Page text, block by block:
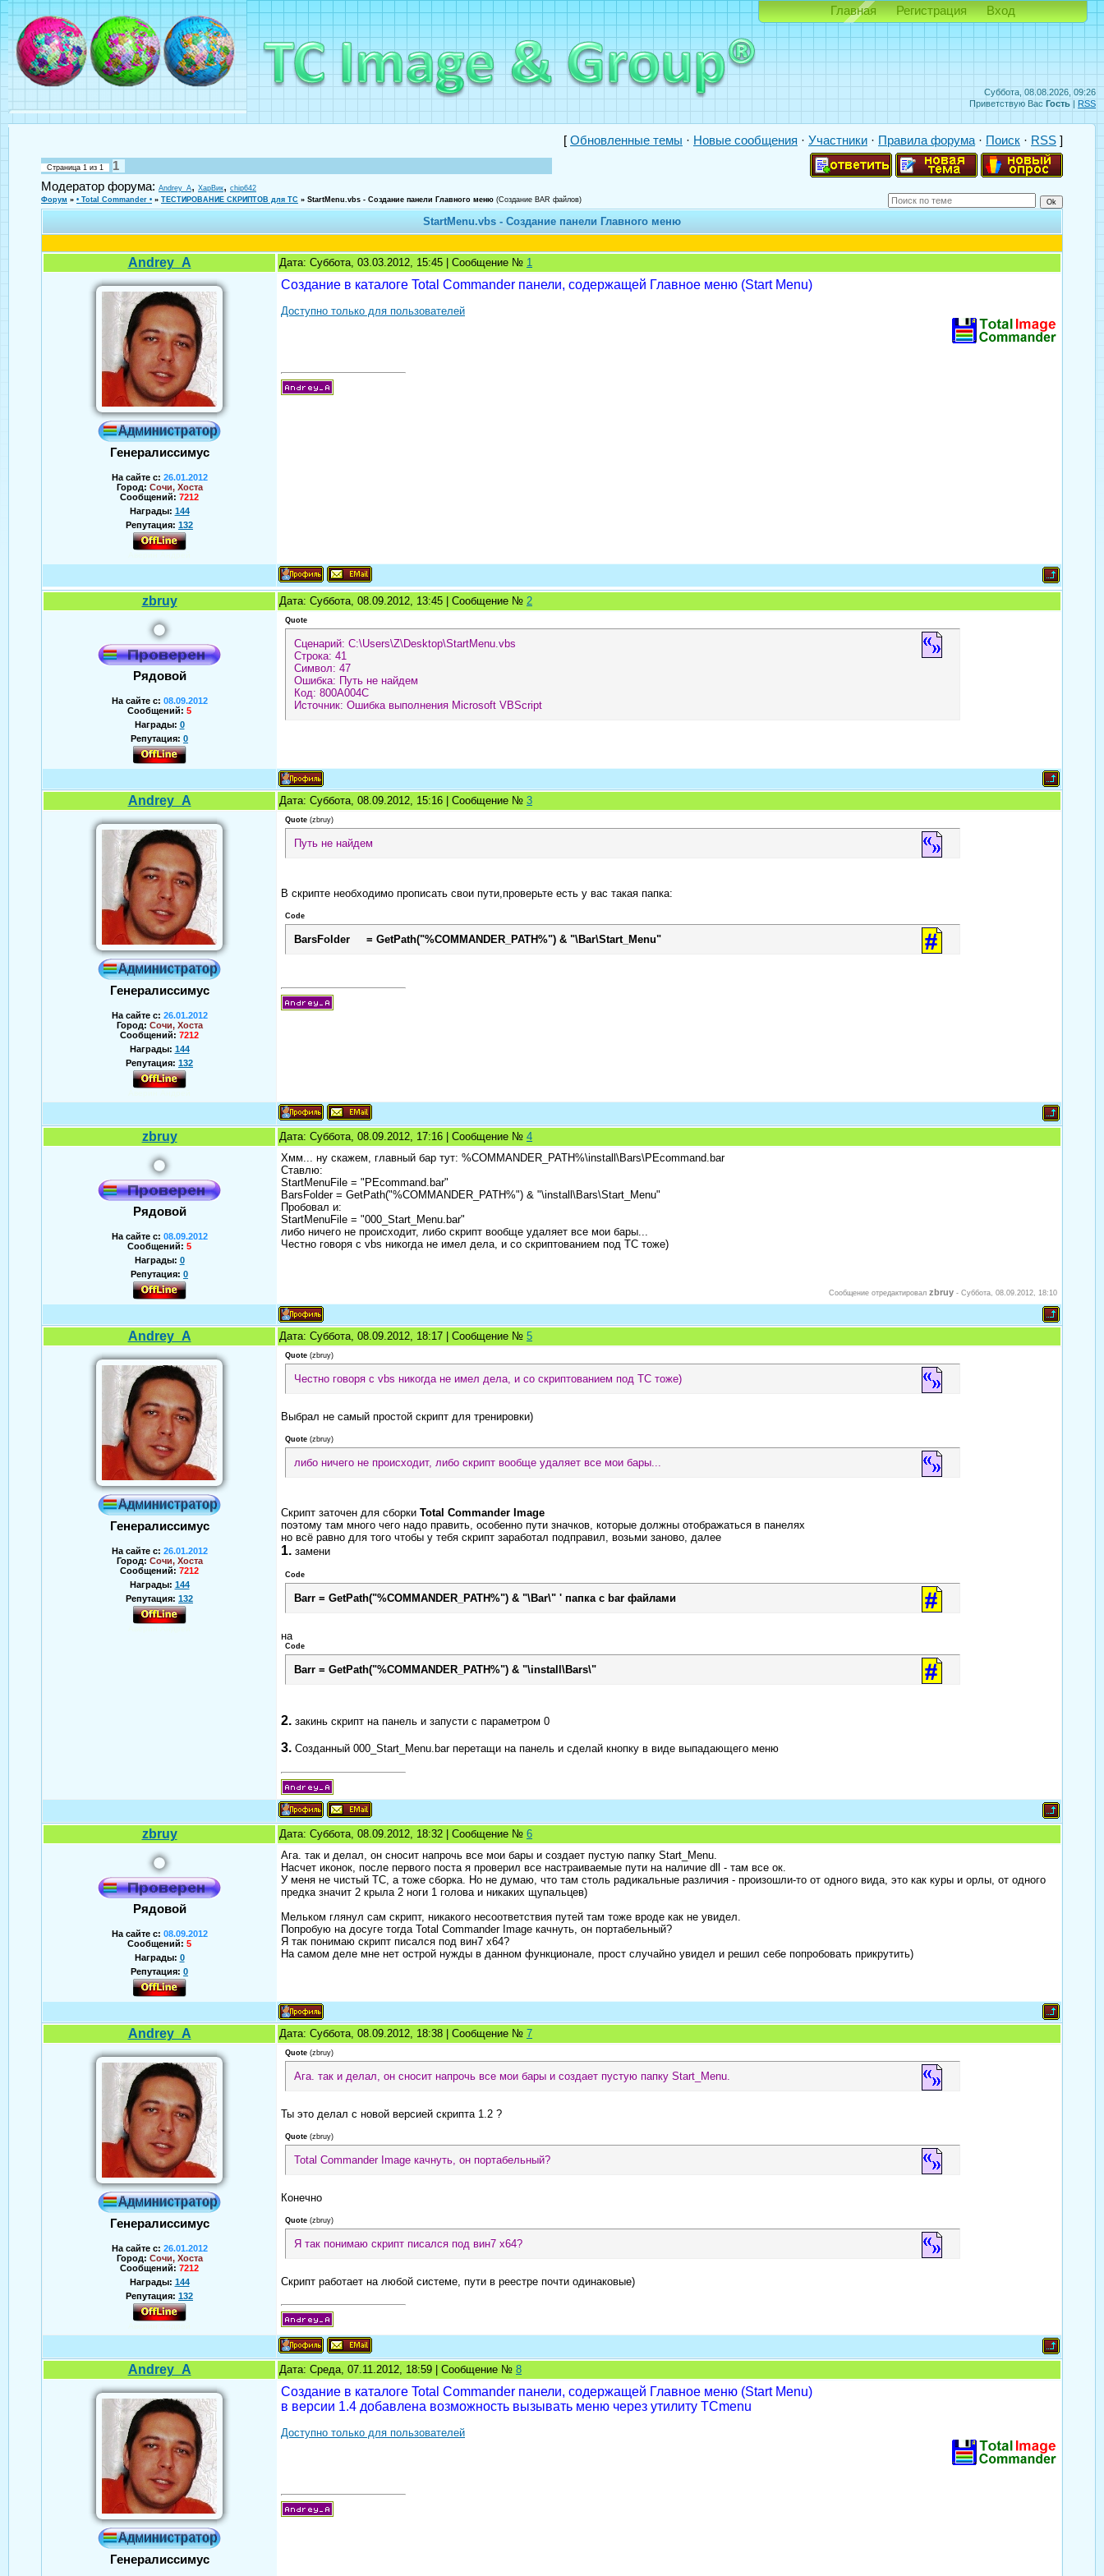
Суббота, 08.08.2026, 09:26
Приветствую Вас Гость | RSS
Главная Регистрация Вход
[ Обновленные темы · Новые сообщения · Участники · Правила форума · Поиск · RSS ]
Страница 1 из 1
1
Модератор форума: Andrey_A, ХарВик, chip642
Форум » • Total Commander • » ТЕСТИРОВАНИЕ СКРИПТОВ для TC » StartMenu.vbs - Создание панели Главного меню (Создание BAR файлов)
StartMenu.vbs - Создание панели Главного меню
Andrey_A Дата: Суббота, 03.03.2012, 15:45 | Сообщение № 1
Генералиссимус
На сайте с: 26.01.2012
Город: Сочи, Хоста
Сообщений: 7212
Награды: 144
Репутация: 132
Создание в каталоге Total Commander панели, содержащей Главное меню (Start Menu)
Доступно только для пользователей
zbruy Дата: Суббота, 08.09.2012, 13:45 | Сообщение № 2
Рядовой
На сайте с: 08.09.2012
Сообщений: 5
Награды: 0
Репутация: 0
Quote
Сценарий: C:\Users\Z\Desktop\StartMenu.vbs
Строка: 41
Символ: 47
Ошибка: Путь не найдем
Код: 800А004С
Источник: Ошибка выполнения Microsoft VBScript
Andrey_A Дата: Суббота, 08.09.2012, 15:16 | Сообщение № 3
Генералиссимус
На сайте с: 26.01.2012
Город: Сочи, Хоста
Сообщений: 7212
Награды: 144
Репутация: 132
Quote (zbruy)
Путь не найдем
В скрипте необходимо прописать свои пути,проверьте есть у вас такая папка:
Code
BarsFolder = GetPath("%COMMANDER_PATH%") & "\Bar\Start_Menu"
zbruy Дата: Суббота, 08.09.2012, 17:16 | Сообщение № 4
Рядовой
На сайте с: 08.09.2012
Сообщений: 5
Награды: 0
Репутация: 0
Хмм... ну скажем, главный бар тут: %COMMANDER_PATH%\install\Bars\PEcommand.bar
Ставлю:
StartMenuFile = "PEcommand.bar"
BarsFolder = GetPath("%COMMANDER_PATH%") & "\install\Bars\Start_Menu"
Пробовал и:
StartMenuFile = "000_Start_Menu.bar"
либо ничего не происходит, либо скрипт вообще удаляет все мои бары...
Честно говоря с vbs никогда не имел дела, и со скриптованием под ТС тоже)
Сообщение отредактировал zbruy - Суббота, 08.09.2012, 18:10
Andrey_A Дата: Суббота, 08.09.2012, 18:17 | Сообщение № 5
Генералиссимус
На сайте с: 26.01.2012
Город: Сочи, Хоста
Сообщений: 7212
Награды: 144
Репутация: 132
Quote (zbruy)
Честно говоря с vbs никогда не имел дела, и со скриптованием под ТС тоже)
Выбрал не самый простой скрипт для тренировки)
Quote (zbruy)
либо ничего не происходит, либо скрипт вообще удаляет все мои бары...
Скрипт заточен для сборки Total Commander Image
поэтому там много чего надо править, особенно пути значков, которые должны отображаться в панелях
но всё равно для того чтобы у тебя скрипт заработал подправил, возьми заново, далее
1. замени
Code
Barr = GetPath("%COMMANDER_PATH%") & "\Bar\" ' папка с bar файлами
на
Code
Barr = GetPath("%COMMANDER_PATH%") & "\install\Bars\"
2. закинь скрипт на панель и запусти с параметром 0
3. Созданный 000_Start_Menu.bar перетащи на панель и сделай кнопку в виде выпадающего меню
zbruy Дата: Суббота, 08.09.2012, 18:32 | Сообщение № 6
Рядовой
На сайте с: 08.09.2012
Сообщений: 5
Награды: 0
Репутация: 0
Ага. так и делал, он сносит напрочь все мои бары и создает пустую папку Start_Menu.
Насчет иконок, после первого поста я проверил все настраиваемые пути на наличие dll - там все ок.
У меня не чистый ТС, а тоже сборка. Но не думаю, что там столь радикальные различия - произошли-то от одного вида, это как куры и орлы, от одного
предка значит 2 крыла 2 ноги 1 голова и никаких щупальцев)
Мельком глянул сам скрипт, никакого несоответствия путей там тоже вроде как не увидел.
Попробую на досуге тогда Total Commander Image качнуть, он портабельный?
Я так понимаю скрипт писался под вин7 х64?
На самом деле мне нет острой нужды в данном функционале, прост случайно увидел и решил себе попробовать прикрутить)
Andrey_A Дата: Суббота, 08.09.2012, 18:38 | Сообщение № 7
Генералиссимус
На сайте с: 26.01.2012
Город: Сочи, Хоста
Сообщений: 7212
Награды: 144
Репутация: 132
Quote (zbruy)
Ага. так и делал, он сносит напрочь все мои бары и создает пустую папку Start_Menu.
Ты это делал с новой версией скрипта 1.2 ?
Quote (zbruy)
Total Commander Image качнуть, он портабельный?
Конечно
Quote (zbruy)
Я так понимаю скрипт писался под вин7 х64?
Скрипт работает на любой системе, пути в реестре почти одинаковые)
Andrey_A Дата: Среда, 07.11.2012, 18:59 | Сообщение № 8
Генералиссимус
Создание в каталоге Total Commander панели, содержащей Главное меню (Start Menu)
в версии 1.4 добавлена возможность вызывать меню через утилиту TCmenu
Доступно только для пользователей